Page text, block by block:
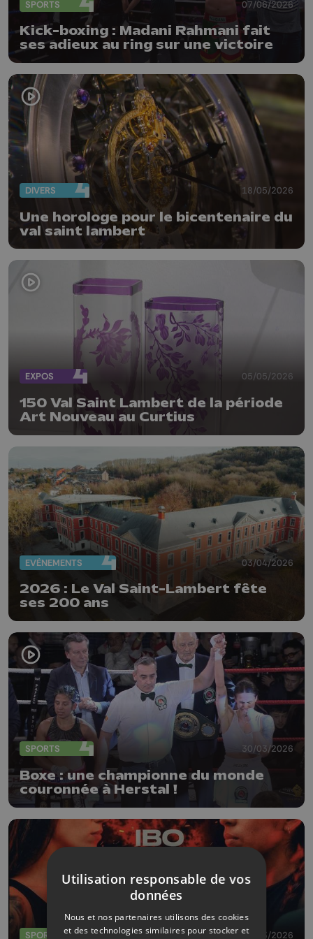
SPORTS 07/06/2026
Kick-boxing : Madani Rahmani fait
ses adieux au ring sur une victoire
DIVERS 18/05/2026
Une horologe pour le bicentenaire du
val saint lambert
EXPOS 05/05/2026
150 Val Saint Lambert de la période
Art Nouveau au Curtius
EVÈNEMENTS 03/04/2026
2026 : Le Val Saint-Lambert fête
ses 200 ans
SPORTS 30/03/2026
Boxe : une championne du monde
couronnée à Herstal !
SPORTS 27/03/2026
Utilisation responsable de vos
données
Nous et nos partenaires utilisons des cookies
et des technologies similaires pour stocker et